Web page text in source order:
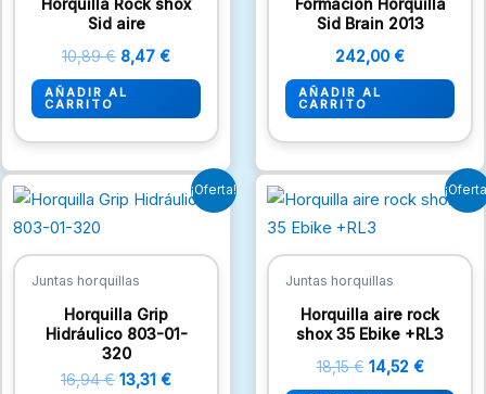
Horquilla Rock shox
Sid aire
10,89€ 8,47 €
AÑADIR AL
CARRITO
Formación Horquilla
Sid Brain 2013
242,00 €
AÑADIR AL
CARRITO
¡Oferta!
Juntas horquillas
Horquilla Grip
Hidráulico 803-01-
320
16,94€
precio
16,94 €.
13,31 €
precio
13,31 €.
Juntas horquillas
Horquilla aire rock
shox 35 Ebike +RL3
18,15€
precio
original
18,15 €.
14,52 €
precio
14,52 €.